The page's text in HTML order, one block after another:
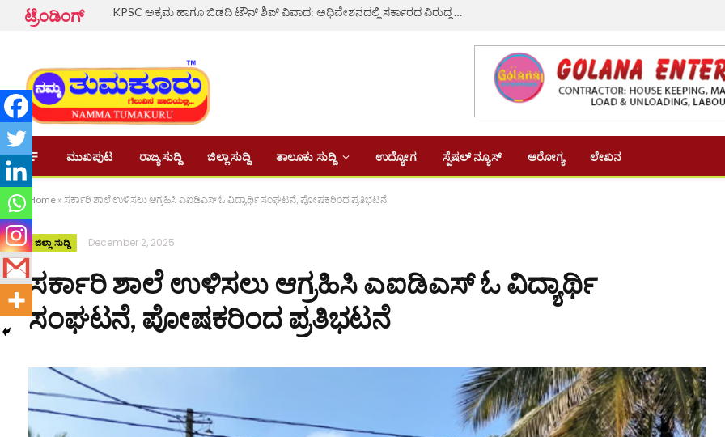
ಟ್ರೆಂಡಿಂಗ್ KPSC ಅಕ್ರಮ ಹಾಗೂ ಬಿಡದಿ ಟೌನ್‌ ಶಿಪ್ ವಿವಾದ: ಅಧಿವೇಶನದಲ್ಲಿ ಸರ್ಕಾರದ ವಿರುದ್ಧ ಜಂಟಿ ಹೋರಾಟಕ್ಕೆ BJP–JDS ಸಜ್ಜು
ಮುಖಪುಟ ರಾಜ್ಯ ಸುದ್ದಿ ಜಿಲ್ಲಾ ಸುದ್ದಿ ತಾಲೂಕು ಸುದ್ದಿ ಉದ್ಯೋಗ ಸ್ಪೆಷಲ್ ನ್ಯೂಸ್ ಆರೋಗ್ಯ ಲೇಖನ
Home » ಸರ್ಕಾರಿ ಶಾಲೆ ಉಳಿಸಲು ಆಗ್ರಹಿಸಿ ಎಐಡಿಎಸ್ ಓ ವಿದ್ಯಾರ್ಥಿ ಸಂಘಟನೆ, ಪೋಷಕರಿಂದ ಪ್ರತಿಭಟನೆ
ಜಿಲ್ಲಾ ಸುದ್ದಿ December 2, 2025
ಸರ್ಕಾರಿ ಶಾಲೆ ಉಳಿಸಲು ಆಗ್ರಹಿಸಿ ಎಐಡಿಎಸ್ ಓ ವಿದ್ಯಾರ್ಥಿ
ಸಂಘಟನೆ, ಪೋಷಕರಿಂದ ಪ್ರತಿಭಟನೆ